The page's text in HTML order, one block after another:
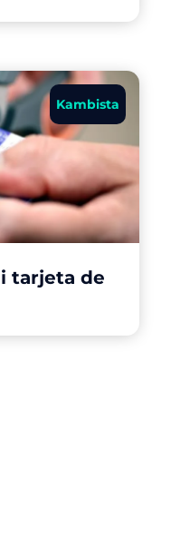
Kambista
tarjeta de